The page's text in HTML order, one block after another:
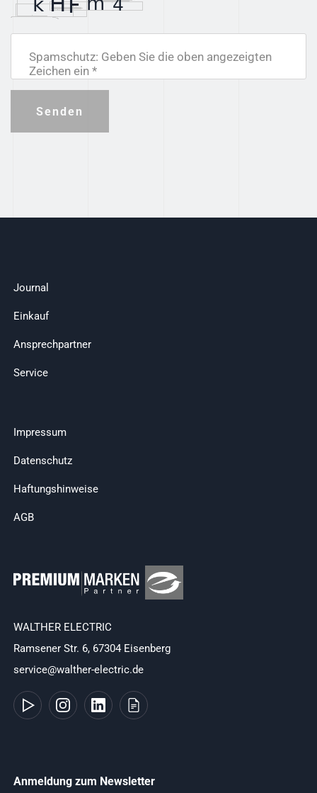
Spamschutz: Geben Sie die oben angezeigten
Zeichen ein *
Senden
Journal
Einkauf
Ansprechpartner
Service
Impressum
Datenschutz
Haftungshinweise
AGB
WALTHER ELECTRIC
Ramsener Str. 6, 67304 Eisenberg
service@walther-electric.de
Anmeldung zum Newsletter